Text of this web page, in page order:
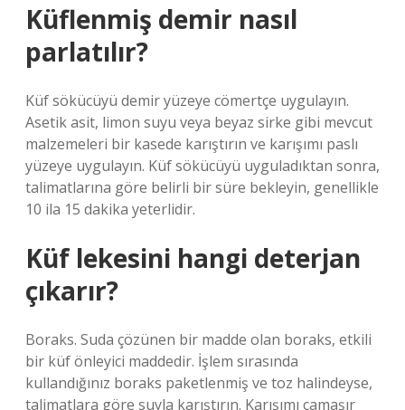
Küflenmiş demir nasıl
parlatılır?
Küf sökücüyü demir yüzeye cömertçe uygulayın.
Asetik asit, limon suyu veya beyaz sirke gibi mevcut
malzemeleri bir kasede karıştırın ve karışımı paslı
yüzeye uygulayın. Küf sökücüyü uyguladıktan sonra,
talimatlarına göre belirli bir süre bekleyin, genellikle
10 ila 15 dakika yeterlidir.
Küf lekesini hangi deterjan
çıkarır?
Boraks. Suda çözünen bir madde olan boraks, etkili
bir küf önleyici maddedir. İşlem sırasında
kullandığınız boraks paketlenmiş ve toz halindeyse,
talimatlara göre suyla karıştırın. Karışımı çamaşır